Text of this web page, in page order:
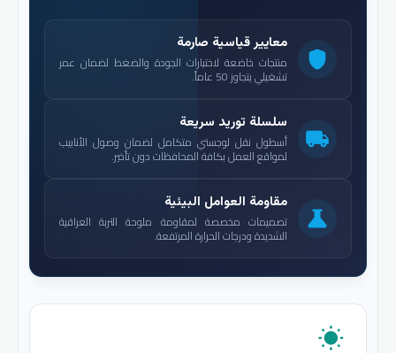
shield
معايير قياسية صارمة
منتجات خاضعة لاختبارات الجودة والضغط لضمان عمر
تشغيلي يتجاوز 50 عاماً.
local_shipping
سلسلة توريد سريعة
أسطول نقل لوجستي متكامل لضمان وصول الأنابيب
لمواقع العمل بكافة المحافظات دون تأخير.
science
مقاومة العوامل البيئية
تصميمات مخصصة لمقاومة ملوحة التربة العراقية
الشديدة ودرجات الحرارة المرتفعة.
wb_sunny